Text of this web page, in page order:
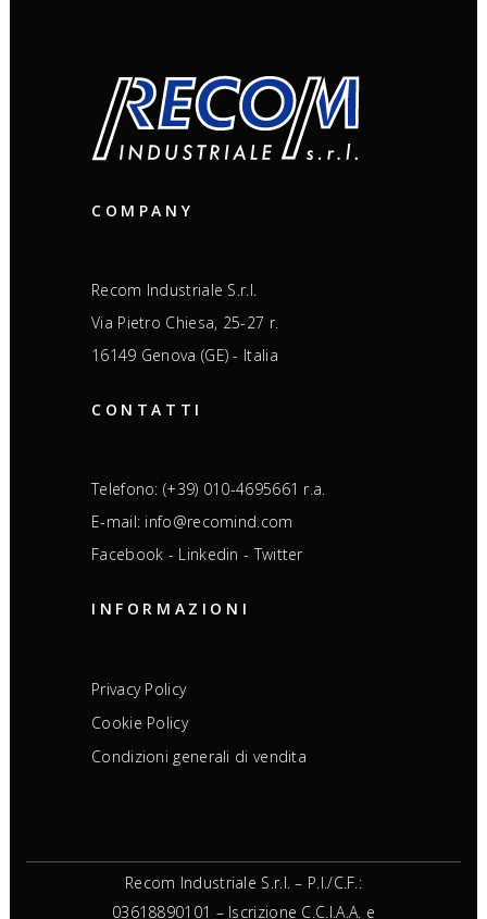
COMPANY
Recom Industriale S.r.l.
Via Pietro Chiesa, 25-27 r.
16149 Genova (GE) - Italia
CONTATTI
Telefono: (+39) 010-4695661 r.a.
E-mail: info@recomind.com
Facebook - Linkedin - Twitter
INFORMAZIONI
Privacy Policy
Cookie Policy
Condizioni generali di vendita
Recom Industriale S.r.l. – P.I./C.F.:
03618890101 – Iscrizione C.C.I.A.A. e